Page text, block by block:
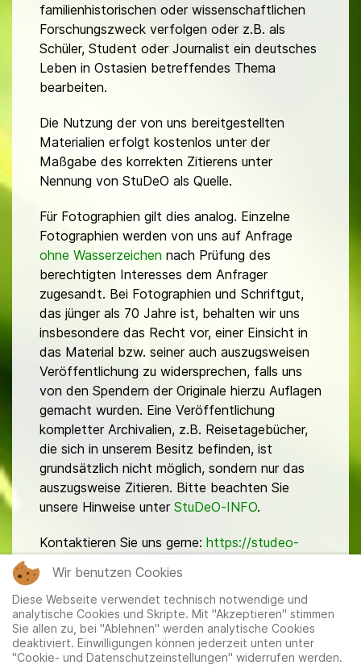
familienhistorischen oder wissenschaftlichen
Forschungszweck verfolgen oder z.B. als
Schüler, Student oder Journalist ein deutsches
Leben in Ostasien betreffendes Thema
bearbeiten.
Die Nutzung der von uns bereitgestellten
Materialien erfolgt kostenlos unter der
Maßgabe des korrekten Zitierens unter
Nennung von StuDeO als Quelle.
Für Fotographien gilt dies analog. Einzelne
Fotographien werden von uns auf Anfrage
ohne Wasserzeichen nach Prüfung des
berechtigten Interesses dem Anfrager
zugesandt. Bei Fotographien und Schriftgut,
das jünger als 70 Jahre ist, behalten wir uns
insbesondere das Recht vor, einer Einsicht in
das Material bzw. seiner auch auszugsweisen
Veröffentlichung zu widersprechen, falls uns
von den Spendern der Originale hierzu Auflagen
gemacht wurden. Eine Veröffentlichung
kompletter Archivalien, z.B. Reisetagebücher,
die sich in unserem Besitz befinden, ist
grundsätzlich nicht möglich, sondern nur das
auszugsweise Zitieren. Bitte beachten Sie
unsere Hinweise unter StuDeO-INFO.
Kontaktieren Sie uns gerne: https://studeo-
Wir benutzen Cookies
Diese Webseite verwendet technisch notwendige und
analytische Cookies und Skripte. Mit "Akzeptieren" stimmen
Sie allen zu, bei "Ablehnen" werden analytische Cookies
deaktiviert. Einwilligungen können jederzeit unten unter
"Cookie- und Datenschutzeinstellungen" widerrufen werden.